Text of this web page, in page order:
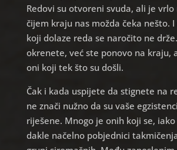
Redovi su otvoreni svuda, ali je
čijem kraju nas možda čeka nešto.
koji dolaze reda se naročito ne
okrenete, već ste ponovo na kraju,
oni koji tek što su došli.
Čak i kada uspijete da stignete na
ne znači nužno da su vaše
riješene. Mnogo je onih koji se,
dakle načelno pobjednici